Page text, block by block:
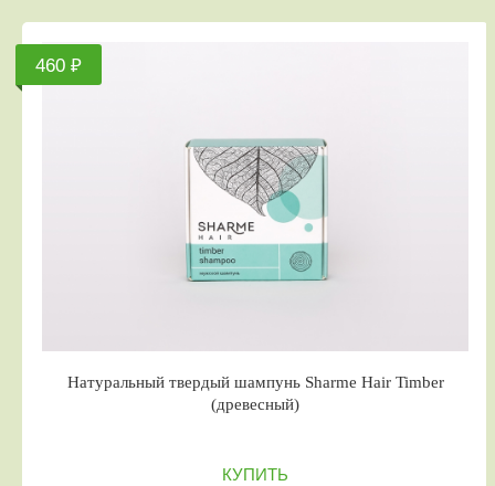
460 ₽
Натуральный твердый шампунь Sharme Hair Timber
(древесный)
КУПИТЬ